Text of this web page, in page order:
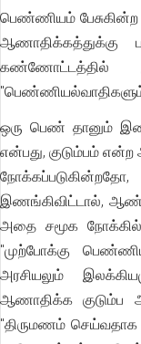
பெண்ணியம்
ஆணாதிக்கத்துக்கு
கண்ணோட்டத்தில்
ஒரு பெண் தானும்
என்பது, குடும்பம்
இணங்கிவிட்டால், ஆண்
அதை சமூக நோக்கில்
"முற்போக்கு
அரசியலும்
ஆணாதிக்க குடும்ப
"திருமணம் செய்வதாக